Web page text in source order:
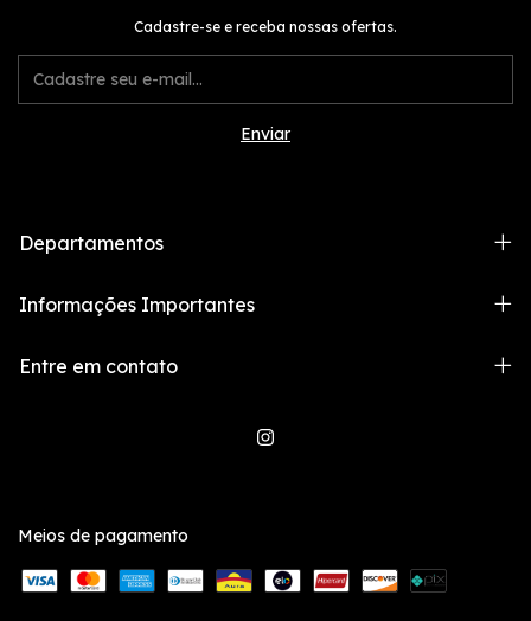
Cadastre-se e receba nossas ofertas.
Departamentos
Informações Importantes
Entre em contato
Meios de pagamento